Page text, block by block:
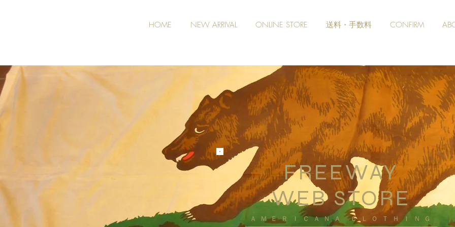
HOME NEW ARRIVAL ONLINE STORE 送料・手数料 CONFIRM
FREEWAY
WEB STORE
​ＡＭＥＲＩＣＡＮＡ ＣＬＯＴＨＩＮＧ